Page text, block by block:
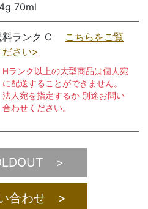
70ml
料ランク C
こちらをご覧
ださい>
Hランク以上の大型商品は個人宛
に配送することができません。
法人宛を指定するか 別途お問い
合わせください。
>
合わせ >